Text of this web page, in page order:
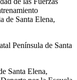
de Santa Elena,
Península de Santa
Santa Elena,